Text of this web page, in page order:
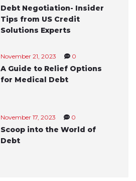
Debt Negotiation- Insider
Tips from US Credit
Solutions Experts
November 21, 2023 0
A Guide to Relief Options
for Medical Debt
November 17, 2023 0
Scoop into the World of
Debt